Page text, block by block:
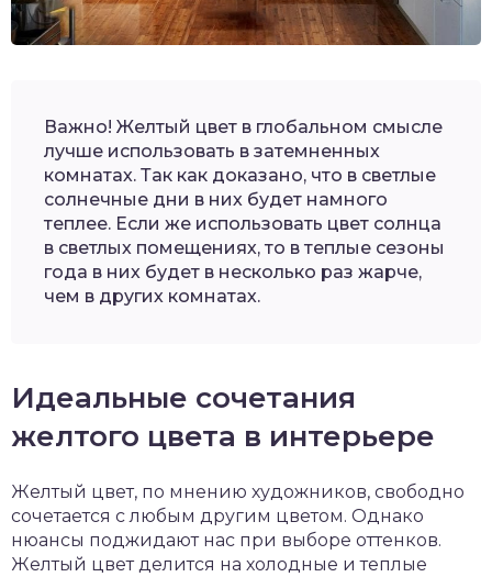
Важно! Желтый цвет в глобальном смысле
лучше использовать в затемненных
комнатах. Так как доказано, что в светлые
солнечные дни в них будет намного
теплее. Если же использовать цвет солнца
в светлых помещениях, то в теплые сезоны
года в них будет в несколько раз жарче,
чем в других комнатах.
Идеальные сочетания
желтого цвета в интерьере
Желтый цвет, по мнению художников, свободно
сочетается с любым другим цветом. Однако
нюансы поджидают нас при выборе оттенков.
Желтый цвет делится на холодные и теплые